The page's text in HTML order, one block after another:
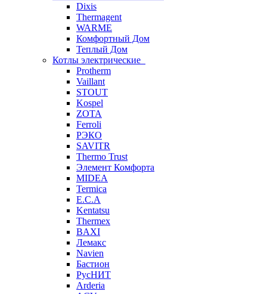
Dixis
Thermagent
WARME
Комфортный Дом
Теплый Дом
Котлы электрические
Protherm
Vaillant
STOUT
Kospel
ZOTA
Ferroli
РЭКО
SAVITR
Thermo Trust
Элемент Комфорта
MIDEA
Termica
E.C.A
Kentatsu
Thermex
BAXI
Лемакс
Navien
Бастион
РусНИТ
Arderia